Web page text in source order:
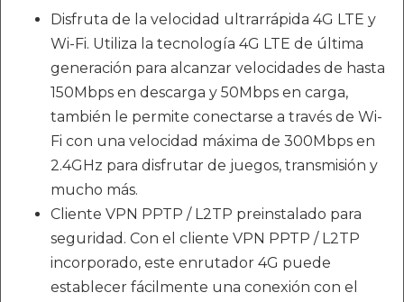
Disfruta de la velocidad ultrarrápida 4G LTE y
Wi-Fi. Utiliza la tecnología 4G LTE de última
generación para alcanzar velocidades de hasta
150Mbps en descarga y 50Mbps en carga,
también le permite conectarse a través de Wi-
Fi con una velocidad máxima de 300Mbps en
2.4GHz para disfrutar de juegos, transmisión y
mucho más.
Cliente VPN PPTP / L2TP preinstalado para
seguridad. Con el cliente VPN PPTP / L2TP
incorporado, este enrutador 4G puede
establecer fácilmente una conexión con el